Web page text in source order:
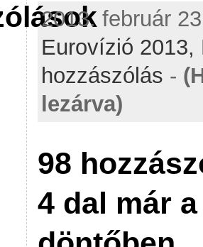
2013. február
Eurovízió 2013,
hozzászólás -
lezárva)
98
4 dal már